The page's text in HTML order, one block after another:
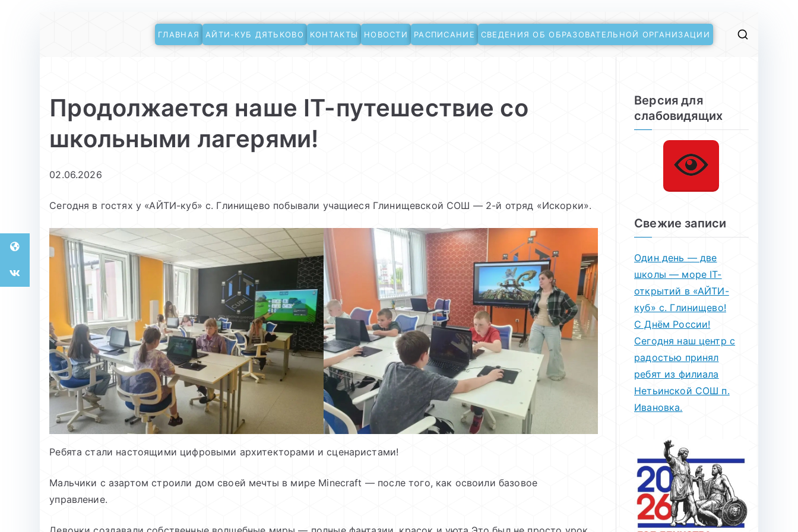
АйТи-куб Глинищево
Центр цифрового образования
ГЛАВНАЯ АЙТИ-КУБ ДЯТЬКОВО КОНТАКТЫ НОВОСТИ РАСПИСАНИЕ СВЕДЕНИЯ ОБ ОБРАЗОВАТЕЛЬНОЙ ОРГАНИЗАЦИИ
Продолжается наше IT-путешествие со
школьными лагерями!
02.06.2026
Сегодня в гостях у «АЙТИ-куб» с. Глинищево побывали учащиеся Глинищевской СОШ — 2-й отряд «Искорки».
Ребята стали настоящими цифровыми архитекторами и сценаристами!
Мальчики с азартом строили дом своей мечты в мире Minecraft — после того, как освоили базовое
управление.
Версия для
слабовидящих
Свежие записи
Один день — две
школы — море IT-
открытий в «АЙТИ-
куб» с. Глинищево!
С Днём России!
Сегодня наш центр с
радостью принял
ребят из филиала
Нетьинской СОШ п.
Ивановка.